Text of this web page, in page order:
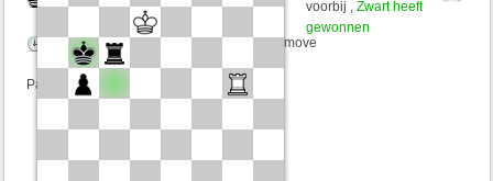
Speelduur: 2 minutes/side + 0 seconds/move
Partij telt mee voor de ranglijst
voorbij ,Zwart heeft
gewonnen